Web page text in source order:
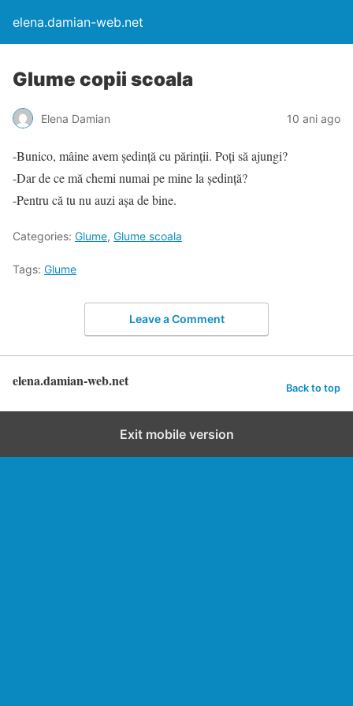
elena.damian-web.net
Glume copii scoala
Elena Damian 10 ani ago
-Bunico, mâine avem ședință cu părinții. Poți să ajungi?
-Dar de ce mă chemi numai pe mine la ședință?
-Pentru că tu nu auzi așa de bine.
Categories: Glume, Glume scoala
Tags: Glume
Leave a Comment
elena.damian-web.net Back to top
Exit mobile version